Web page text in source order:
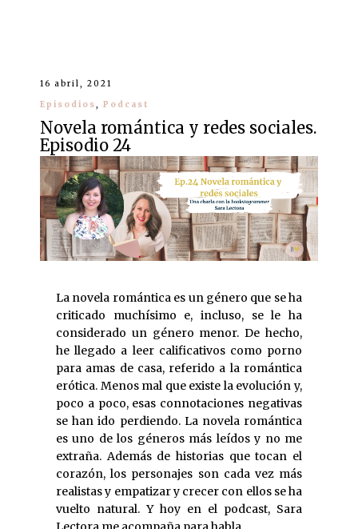
16 abril, 2021
Episodios, Podcast
Novela romántica y redes sociales.
Episodio 24
La novela romántica es un género que se ha
criticado muchísimo e, incluso, se le ha
considerado un género menor. De hecho,
he llegado a leer calificativos como porno
para amas de casa, referido a la romántica
erótica. Menos mal que existe la evolución y,
poco a poco, esas connotaciones negativas
se han ido perdiendo. La novela romántica
es uno de los géneros más leídos y no me
extraña. Además de historias que tocan el
corazón, los personajes son cada vez más
realistas y empatizar y crecer con ellos se ha
vuelto natural. Y hoy en el podcast, Sara